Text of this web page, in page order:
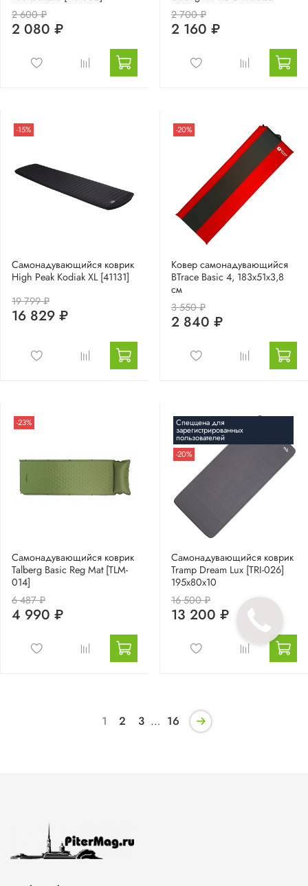
2 600 ₽
2 080 ₽
2 700 ₽
2 160 ₽
-15%
Самонадувающийся коврик
High Peak Kodiak XL [41131]
19 799 ₽
16 829 ₽
-20%
Ковер самонадувающийся
BTrace Basic 4, 183х51х3,8
см
3 550 ₽
2 840 ₽
-23%
Самонадувающийся коврик
Talberg Basic Reg Mat [TLM-
014]
6 487 ₽
4 990 ₽
Спеццена для
зарегистрированных
пользователей
-20%
Самонадувающийся коврик
Tramp Dream Lux [TRI-026]
195х80х10
16 500 ₽
13 200 ₽
1 2 3 … 16